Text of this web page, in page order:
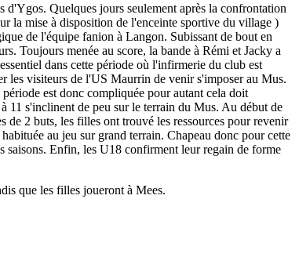
Quelques jours seulement après la confrontation
la mise à disposition de l'enceinte sportive du village )
de l'équipe fanion à Langon. Subissant de bout en
Toujours menée au score, la bande à Rémi et Jacky a
dans cette période où l'infirmerie du club est
les visiteurs de l'US Maurrin de venir s'imposer au Mus.
est donc compliquée pour autant cela doit
11 s'inclinent de peu sur le terrain du Mus. Au début de
2 buts, les filles ont trouvé les ressources pour revenir
au jeu sur grand terrain. Chapeau donc pour cette
saisons. Enfin, les U18 confirment leur regain de forme
que les filles joueront à Mees.